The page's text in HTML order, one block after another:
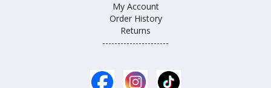
My Account
Order History
Returns
----------------------